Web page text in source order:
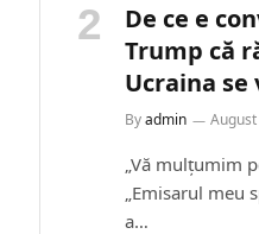
De ce e
Trump că
Ucraina se
Byadmin
„Vă mulțumim
„Emisarul meu
a…